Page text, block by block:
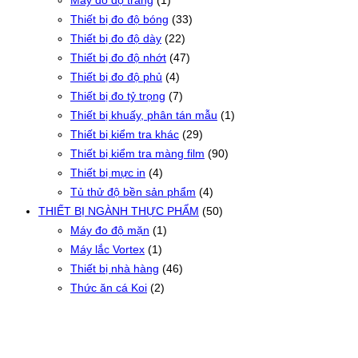
Thiết bị đo độ bóng (33)
Thiết bị đo độ dày (22)
Thiết bị đo độ nhớt (47)
Thiết bị đo độ phủ (4)
Thiết bị đo tỷ trọng (7)
Thiết bị khuấy, phân tán mẫu (1)
Thiết bị kiểm tra khác (29)
Thiết bị kiểm tra màng film (90)
Thiết bị mực in (4)
Tủ thử độ bền sản phẩm (4)
THIẾT BỊ NGÀNH THỰC PHẨM (50)
Máy đo độ mặn (1)
Máy lắc Vortex (1)
Thiết bị nhà hàng (46)
Thức ăn cá Koi (2)